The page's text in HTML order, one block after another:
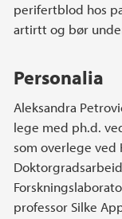
perifertblod hos
artirtt og bør
Personalia
Aleksandra
lege med ph.d.
som overlege ved
professor Silke